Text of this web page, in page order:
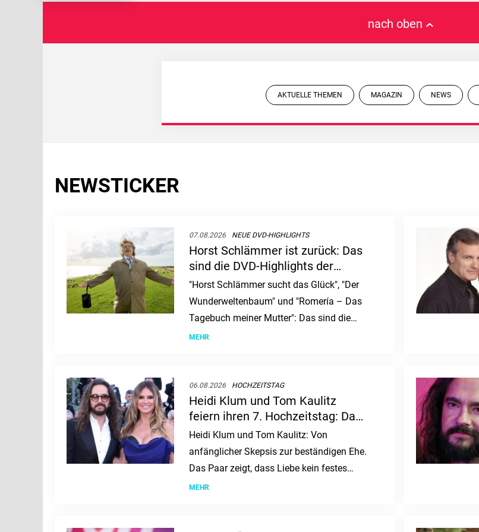
nach oben
AKTUELLE THEMEN MAGAZIN NEWS
NEWSTICKER
07.08.2026 NEUE DVD-HIGHLIGHTS
Horst Schlämmer ist zurück: Das
sind die DVD-Highlights der
Woche
"Horst Schlämmer sucht das Glück", "Der
Wunderweltenbaum" und "Romería – Das
Tagebuch meiner Mutter": Das sind die
DVDs und Blu-rays der Woche.
MEHR
06.08.2026 HOCHZEITSTAG
Heidi Klum und Tom Kaulitz
feiern ihren 7. Hochzeitstag: Das
ist ihre Liebesgeschichte
Heidi Klum und Tom Kaulitz: Von
anfänglicher Skepsis zur beständigen Ehe.
Das Paar zeigt, dass Liebe kein festes
Tempo kennt und alle Zweifel überdauern
MEHR